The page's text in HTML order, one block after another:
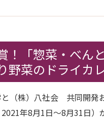
！「惣菜・べん
野菜のドライカレ
（株）八社会 共同開発
2021年8月1日～8月31日